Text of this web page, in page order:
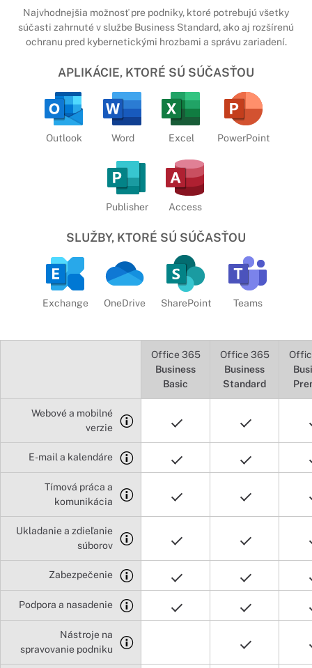
Najvhodnejšia možnosť pre podniky, ktoré potrebujú všetky
súčasti zahrnuté v službe Business Standard, ako aj rozšírenú
ochranu pred kybernetickými hrozbami a správu zariadení.
APLIKÁCIE, KTORÉ SÚ SÚČASŤOU
Outlook Word Excel PowerPoint
Publisher Access
SLUŽBY, KTORÉ SÚ SÚČASŤOU
Exchange OneDrive SharePoint Teams
Office 365
Business
Basic
Office 365
Business
Standard
Webové a mobilné
verzie
E-mail a kalendáre
Tímová práca a
komunikácia
Ukladanie a zdieľanie
súborov
Zabezpečenie
Podpora a nasadenie
Nástroje na
spravovanie podniku